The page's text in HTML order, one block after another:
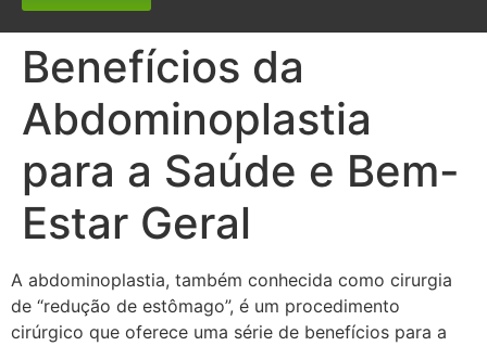
Benefícios da
Abdominoplastia
para a Saúde e Bem-
Estar Geral
A abdominoplastia, também conhecida como cirurgia
de “redução de estômago”, é um procedimento
cirúrgico que oferece uma série de benefícios para a